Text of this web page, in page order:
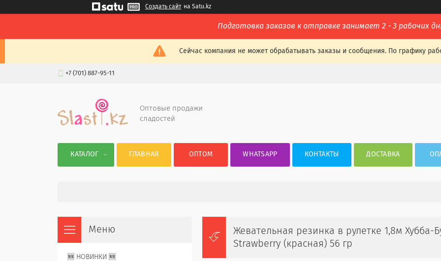
Создать сайт на Satu.kz
Подготовка заказов к отправке занимает 2 - 3 рабочих
Сейчас компания не может обрабатывать заказы и сообщения. По графику
+7 (701) 887-95-11
Оптовые продажи
сладостей
КАТАЛОГ ГЛАВНАЯ ОПТОМ WHATSAPP КОНТАКТЫ ДОСТАВКА
Жевательная резинка в рулетке 1,8м Хубба-
Strawberry (красная) 56 гр
🆕 НОВИНКИ 🆕